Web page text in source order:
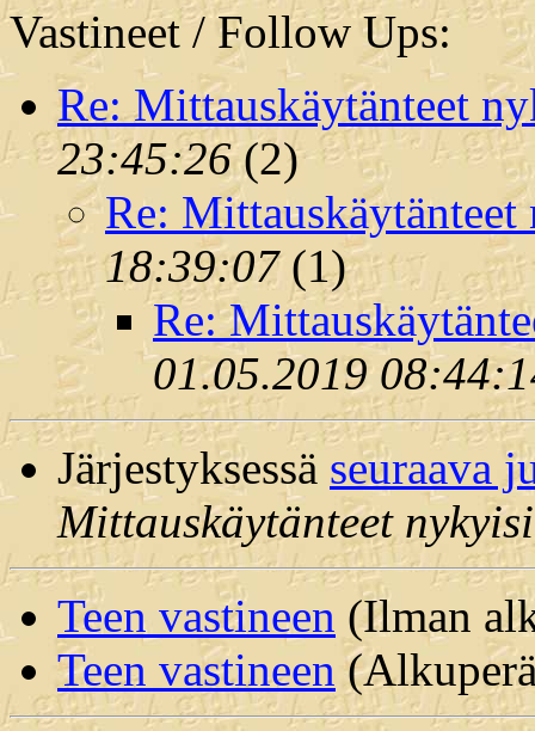
Vastineet / Follow Ups:
Re: Mittauskäytänteet
23:45:26(2)
Re:
18:39:07(1)
Re:
01.05.2019
Järjestyksessä seuraava
Mittauskäytänteet
Teen vastineen (Ilman
Teen vastineen